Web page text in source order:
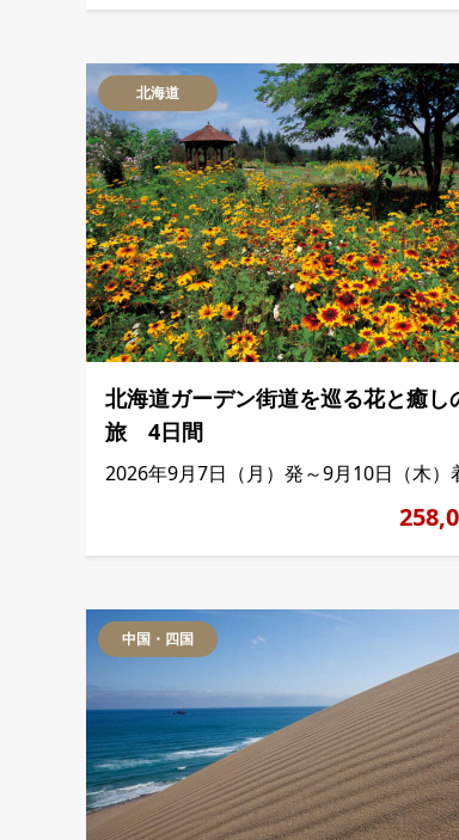
北海道
北海道ガーデン街道を巡る花と癒し
旅 4日間
2026年9月7日（月）発～9月10日（木）
中国・四国